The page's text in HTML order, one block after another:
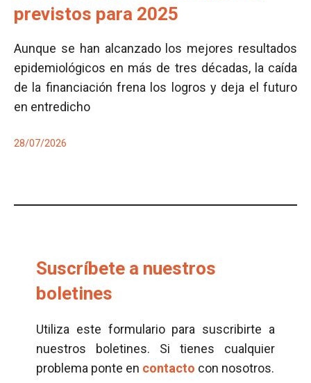
previstos para 2025
Aunque se han alcanzado los mejores resultados
epidemiológicos en más de tres décadas, la caída
de la financiación frena los logros y deja el futuro
en entredicho
28/07/2026
Suscríbete a nuestros
boletines
Utiliza este formulario para suscribirte a
nuestros boletines. Si tienes cualquier
problema ponte en contacto con nosotros.